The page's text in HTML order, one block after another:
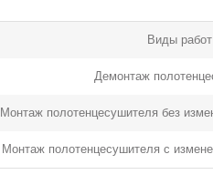
Виды работ
Демонтаж
Монтаж полотенцесушителя без
Монтаж полотенцесушителя с